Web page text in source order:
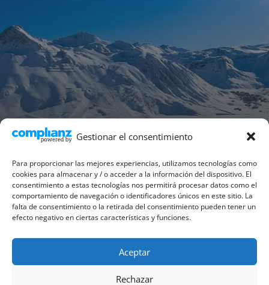
Gestionar el consentimiento
Para proporcionar las mejores experiencias, utilizamos tecnologías como
cookies para almacenar y / o acceder a la información del dispositivo. El
consentimiento a estas tecnologías nos permitirá procesar datos como el
comportamiento de navegación o identificadores únicos en este sitio. La
falta de consentimiento o la retirada del consentimiento pueden tener un
efecto negativo en ciertas características y funciones.
Aceptar
Rechazar
Política de cookies (UE)
Aviso legal
Términos y condiciones generales